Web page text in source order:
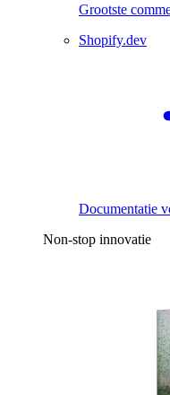
Grootste
Shopify.dev
Documentatie
Non-stop innovatie